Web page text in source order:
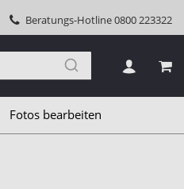
Beratungs-Hotline0800 223322
Fotos bearbeiten